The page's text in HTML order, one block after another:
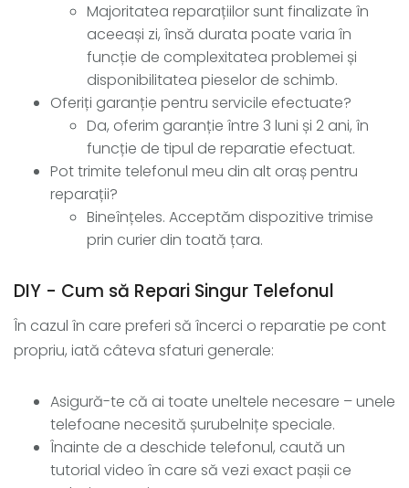
Majoritatea reparațiilor sunt finalizate în
aceeași zi, însă durata poate varia în
funcție de complexitatea problemei și
disponibilitatea pieselor de schimb.
Oferiți garanție pentru servicile efectuate?
Da, oferim garanție între 3 luni și 2 ani, în
funcție de tipul de reparatie efectuat.
Pot trimite telefonul meu din alt oraș pentru
reparații?
Bineînțeles. Acceptăm dispozitive trimise
prin curier din toată țara.
DIY - Cum să Repari Singur Telefonul
În cazul în care preferi să încerci o reparatie pe cont
propriu, iată câteva sfaturi generale:
Asigură-te că ai toate uneltele necesare – unele
telefoane necesită șurubelnițe speciale.
Înainte de a deschide telefonul, caută un
tutorial video în care să vezi exact pașii ce